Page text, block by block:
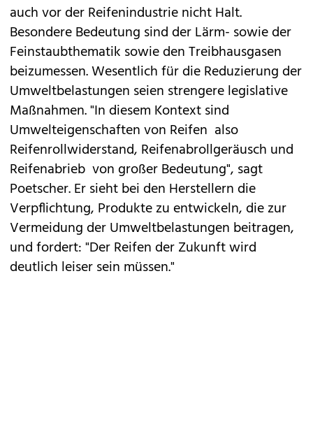
auch vor der Reifenindustrie nicht Halt.
Besondere Bedeutung sind der Lärm- sowie der
Feinstaubthematik sowie den Treibhausgasen
beizumessen. Wesentlich für die Reduzierung der
Umweltbelastungen seien strengere legislative
Maßnahmen. "In diesem Kontext sind
Umwelteigenschaften von Reifen  also
Reifenrollwiderstand, Reifenabrollgeräusch und
Reifenabrieb  von großer Bedeutung", sagt
Poetscher. Er sieht bei den Herstellern die
Verpflichtung, Produkte zu entwickeln, die zur
Vermeidung der Umweltbelastungen beitragen,
und fordert: "Der Reifen der Zukunft wird
deutlich leiser sein müssen."